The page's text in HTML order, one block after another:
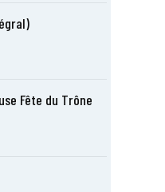
Fête du Trône